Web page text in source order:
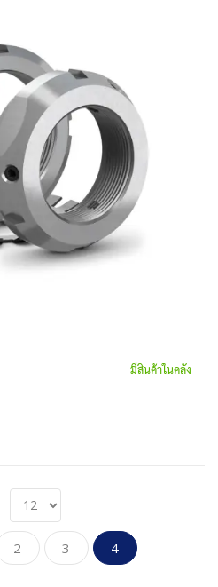
มีสินค้าในคลัง
Page
2
Page
3
You're currently
4